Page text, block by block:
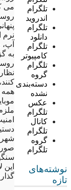
تلگرام
اندروید
تلگرام
دانلود
تلگرام
کامپیوتر
تلگرام
گروه
دسته‌بندی
نشده
عکس
تلگرام
کانال
تلگرام
گروه
تلگرام
نوشته‌های
تازه
می
نرم
به
همه